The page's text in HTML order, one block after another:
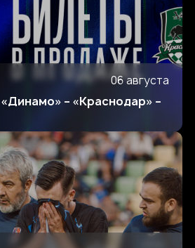
06 августа
– «Краснодар» –